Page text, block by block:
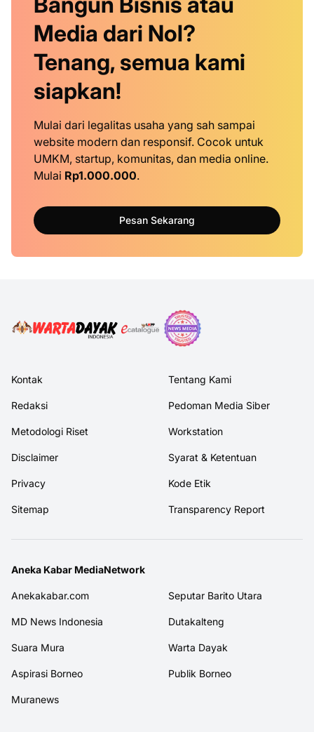
Media dari Nol?
Tenang, semua kami
siapkan!
Mulai dari legalitas usaha yang sah sampai
website modern dan responsif. Cocok untuk
UMKM, startup, komunitas, dan media online.
Mulai Rp1.000.000.
Pesan Sekarang
Kontak Tentang Kami
Redaksi Pedoman Media Siber
Metodologi Riset Workstation
Disclaimer Syarat & Ketentuan
Privacy Kode Etik
Sitemap Transparency Report
Aneka Kabar MediaNetwork
Anekakabar.com Seputar Barito Utara
MD News Indonesia Dutakalteng
Suara Mura Warta Dayak
Aspirasi Borneo Publik Borneo
Muranews